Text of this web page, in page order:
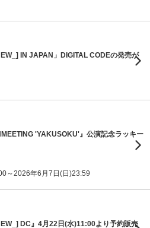
IN JAPAN」DIGITAL CODEの発売が
'YAKUSOKU'』公演記念ラッキー
～2026年6月7日(日)23:59
DC』4月22日(水)11:00より予約販売